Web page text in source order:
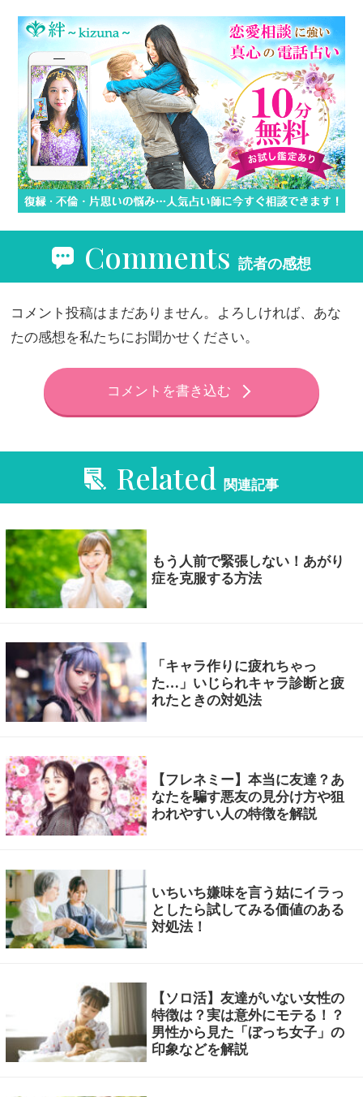
Comments 読者の感想
コメント投稿はまだありません。よろしければ、あな
たの感想を私たちにお聞かせください。
コメントを書き込む
Related 関連記事
もう人前で緊張しない！あがり
症を克服する方法
「キャラ作りに疲れちゃっ
た…」いじられキャラ診断と疲
れたときの対処法
【フレネミー】本当に友達？あ
なたを騙す悪友の見分け方や狙
われやすい人の特徴を解説
いちいち嫌味を言う姑にイラっ
としたら試してみる価値のある
対処法！
【ソロ活】友達がいない女性の
特徴は？実は意外にモテる！？
男性から見た「ぼっち女子」の
印象などを解説